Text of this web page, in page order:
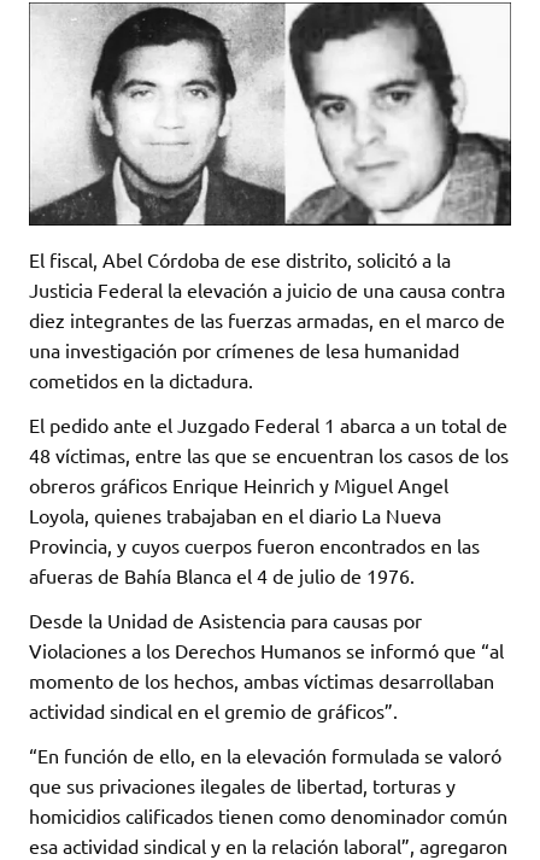
El fiscal, Abel Córdoba de ese distrito, solicitó a la
Justicia Federal la elevación a juicio de una causa contra
diez integrantes de las fuerzas armadas, en el marco de
una investigación por crímenes de lesa humanidad
cometidos en la dictadura.
El pedido ante el Juzgado Federal 1 abarca a un total de
48 víctimas, entre las que se encuentran los casos de los
obreros gráficos Enrique Heinrich y Miguel Angel
Loyola, quienes trabajaban en el diario La Nueva
Provincia, y cuyos cuerpos fueron encontrados en las
afueras de Bahía Blanca el 4 de julio de 1976.
Desde la Unidad de Asistencia para causas por
Violaciones a los Derechos Humanos se informó que “al
momento de los hechos, ambas víctimas desarrollaban
actividad sindical en el gremio de gráficos”.
“En función de ello, en la elevación formulada se valoró
que sus privaciones ilegales de libertad, torturas y
homicidios calificados tienen como denominador común
esa actividad sindical y en la relación laboral”, agregaron